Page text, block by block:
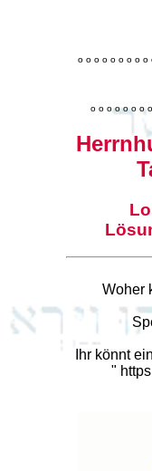
o o o o o o o o o
o o o o o o o o
Woher
Ihr könnt
"